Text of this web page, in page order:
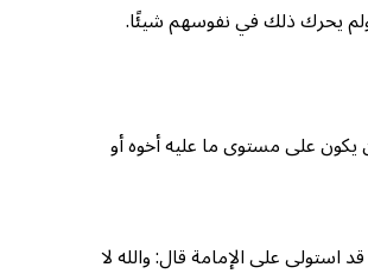
ولم يحرك ذلك في نفوسهم شيئًا.
يكون على مستوى ما عليه أخوه أو
على الإمامة قال: والله لا